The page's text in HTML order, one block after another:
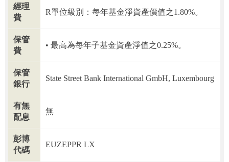
經理
費
R單位級別：每年基金淨資產價值之1.80%。
保管
費
最高為每年子基金資產淨值之0.25%。
保管
銀行
State Street Bank International GmbH, Luxembourg
有無
配息
無
彭博
代碼
EUZEPPR LX